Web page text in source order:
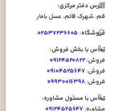
آدرس دفتر مرکزی:
قم، شهرک قائم، عسل بامار
فروشگاه: ۰۲۵۳۷۲۳۶۶۰۵
تماس با بخش فروش:
فروش: ۰۹۱۲۴۵۲۰۸۲۲
فروش: ۰۹۱۰۴۵۲۵۶۴۷
فروش: ۰۹۹۳۰۰۱۶۳۹۸
تماس با مسئول مشاوره:
مشاوره: ۰۹۱۲۴۵۲۵۶۴۷